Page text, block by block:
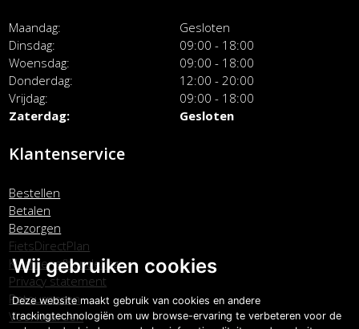
Maandag
Gesloten
Dinsdag
09:00 - 18:00
Woensdag
09:00 - 18:00
Donderdag
12:00 - 20:00
Vrijdag
09:00 - 18:00
Zaterdag
Gesloten
Klantenservice
Bestellen
Betalen
Bezorgen
FietsDirectPlan
Klachtenafhandeling
Privacy statement
Retourneren
Voorwaarden
Wij gebruiken cookies
Deze website maakt gebruik van cookies en andere
trackingtechnologiën om uw browse-ervaring te verbeteren voor de